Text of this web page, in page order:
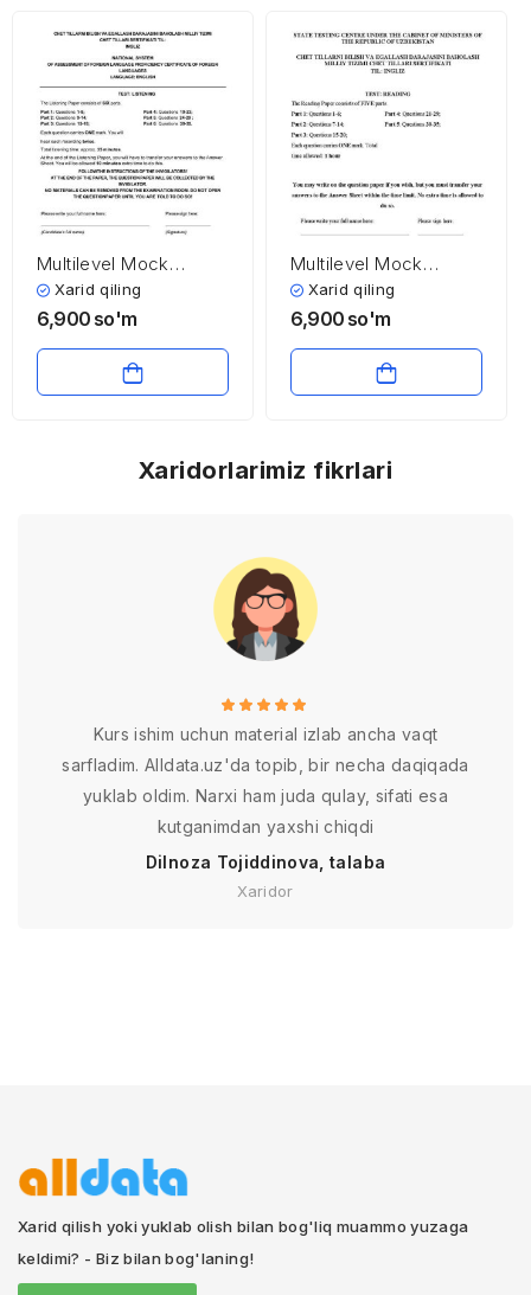
Multilevel Mock
testiga tayyorlanish
uchun listening test
javoblari bilan)
Xarid qiling
6,900 so'm
Multilevel Mock
testiga tayyorlanish
uchun reading test
Xarid qiling
6,900 so'm
Xaridorlarimiz fikrlari
Kurs ishim uchun material izlab ancha vaqt
sarfladim. Alldata.uz'da topib, bir necha daqiqada
yuklab oldim. Narxi ham juda qulay, sifati esa
kutganimdan yaxshi chiqdi
Dilnoza Tojiddinova, talaba
Xaridor
Xarid qilish yoki yuklab olish bilan bog'liq muammo yuzaga
keldimi? - Biz bilan bog'laning!